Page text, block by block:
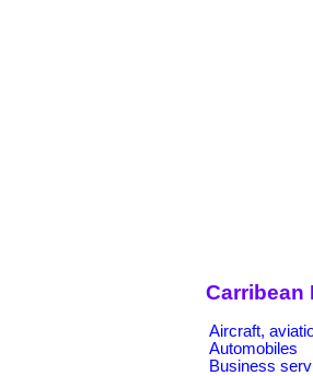
Carribean
Aircraft,
Automobiles
Business